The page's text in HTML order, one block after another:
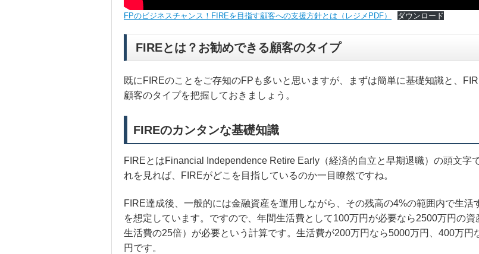
FPのビジネスチャンス！FIREを目指す顧客への支援方針とは（レジメPDF） ダウンロード
FIREとは？お勧めできる顧客のタイプ
既にFIREのことをご存知のFPも多いと思いますが、まずは簡単に基礎知識と、
顧客のタイプを把握しておきましょう。
FIREのカンタンな基礎知識
FIREとはFinancial Independence Retire Early（経済的自立と早期退職）の頭文字
れを見れば、FIREがどこを目指しているのか一目瞭然ですね。
FIRE達成後、一般的には金融資産を運用しながら、その残高の4%の範囲内で生活
を想定しています。ですので、年間生活費として100万円が必要なら2500万円の資
生活費の25倍）が必要という計算です。生活費が200万円なら5000万円、400万円
円です。